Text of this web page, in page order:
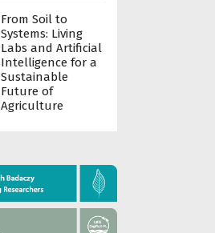
From Soil to
Systems: Living
Labs and Artificial
Intelligence for a
Sustainable
Future of
Agriculture